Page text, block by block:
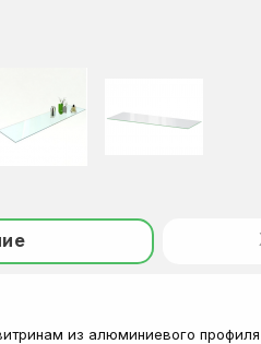
из алюминиевого профиля